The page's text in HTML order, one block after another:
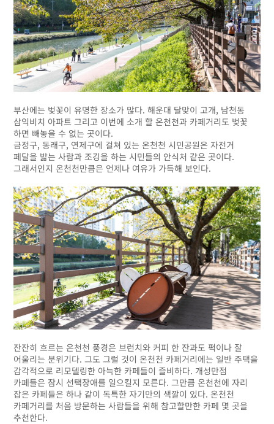
부산에는 벚꽃이 유명한 장소가 많다. 해운대 달맞이 고개, 남천동
삼익비치 아파트 그리고 이번에 소개 할 온천천과 카페거리도 벚꽃
하면 빼놓을 수 없는 곳이다.
금정구, 동래구, 연제구에 걸쳐 있는 온천천 시민공원은 자전거
페달을 밟는 사람과 조깅을 하는 시민들의 안식처 같은 곳이다.
그래서인지 온천천만큼은 언제나 여유가 가득해 보인다.
잔잔히 흐르는 온천천 풍경은 브런치와 커피 한 잔과도 퍽이나 잘
어울리는 분위기다. 그도 그럴 것이 온천천 카페거리에는 일반 주택을
감각적으로 리모델링한 아늑한 카페들이 즐비하다. 개성만점
카페들은 잠시 선택장애를 일으킬지 모른다. 그만큼 온천천에 자리
잡은 카페들은 하나 같이 독특한 자기만의 색깔이 있다. 온천천
카페거리를 처음 방문하는 사람들을 위해 참고할만한 카페 몇 곳을
추천한다.